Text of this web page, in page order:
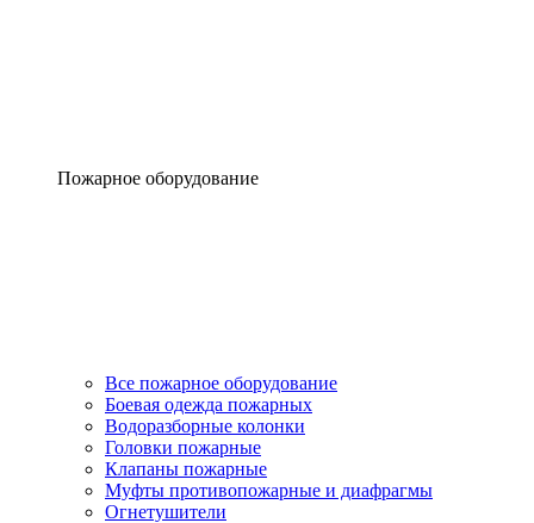
Пожарное оборудование
Все пожарное оборудование
Боевая одежда пожарных
Водоразборные колонки
Головки пожарные
Клапаны пожарные
Муфты противопожарные и диафрагмы
Огнетушители